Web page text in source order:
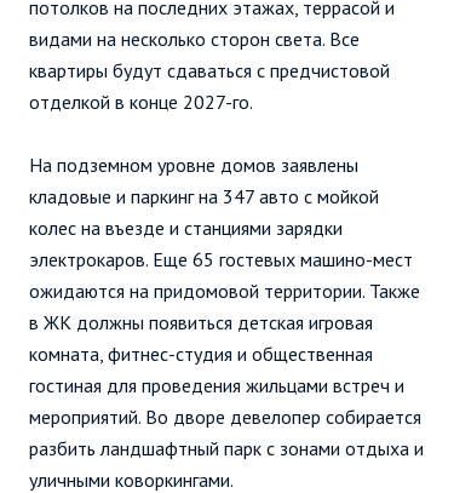
потолков на последних этажах, террасой и
видами на несколько сторон света. Все
квартиры будут сдаваться с предчистовой
отделкой в конце 2027-го.
На подземном уровне домов заявлены
кладовые и паркинг на 347 авто с мойкой
колес на въезде и станциями зарядки
электрокаров. Еще 65 гостевых машино-мест
ожидаются на придомовой территории. Также
в ЖК должны появиться детская игровая
комната, фитнес-студия и общественная
гостиная для проведения жильцами встреч и
мероприятий. Во дворе девелопер собирается
разбить ландшафтный парк с зонами отдыха и
уличными коворкингами.